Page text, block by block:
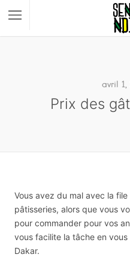
avril 1,
Prix des
Vous avez du mal avec la
pâtisseries, alors que vous
pour commander pour vos
vous facilite la tâche en
Dakar.